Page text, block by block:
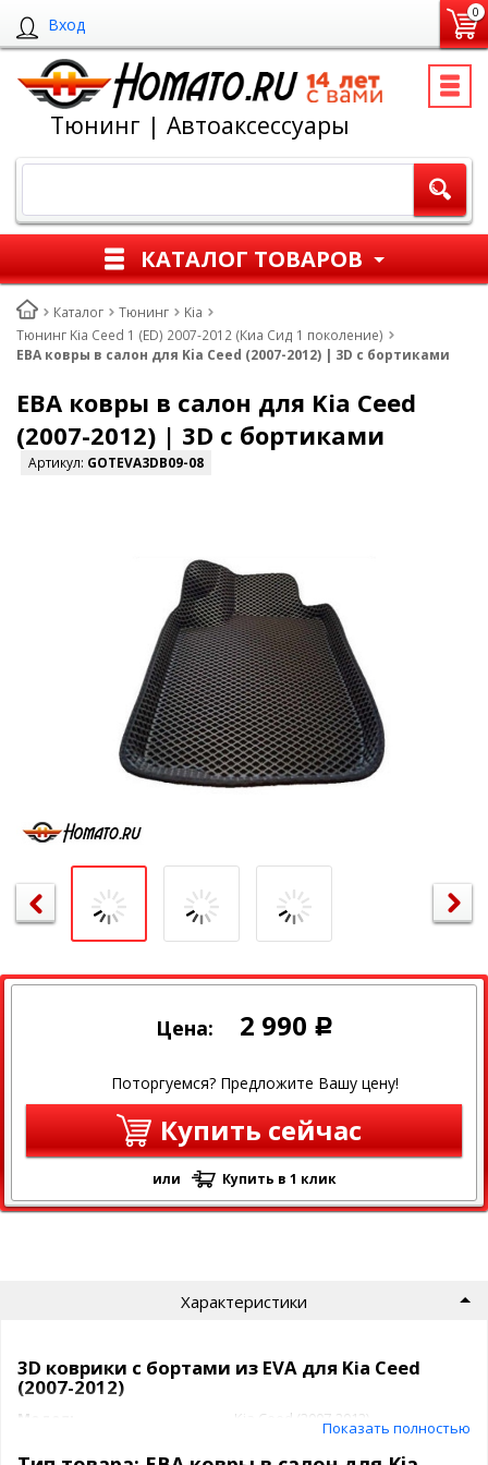
Вход
0
Тюнинг | Автоаксессуары
КАТАЛОГ ТОВАРОВ
Каталог Тюнинг
Kia
Тюнинг Kia Ceed 1 (ED) 2007-2012 (Киа Сид 1 поколение)
ЕВА ковры в салон для Kia Ceed (2007-2012) | 3D с бортиками
ЕВА ковры в салон для Kia Ceed
(2007-2012) | 3D с бортиками
Артикул: GOTEVA3DB09-08
Цена: 2 990 Р
Поторгуемся? Предложите Вашу цену!
Купить сейчас
или Купить в 1 клик
Характеристики
3D коврики c бортами из EVA для Kia Ceed
(2007-2012)
Модель
Kia Ceed (2007-2012)Показать полностью